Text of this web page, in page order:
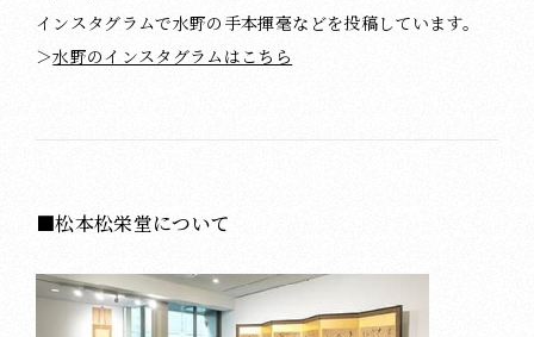
インスタグラムで水野の手本揮毫などを投稿しています。
＞水野のインスタグラムはこちら
■松本松栄堂について